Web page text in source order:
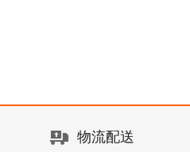
物流配送